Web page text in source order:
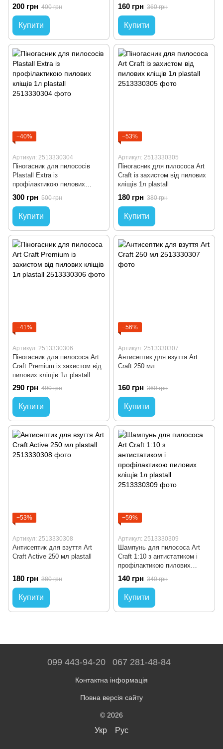
200 грн 400 грн
Купити
кліщів 1 л plastall
160 грн 360 грн
Купити
−40%
Артикул: 2513330304
Піногасник для пилососів
Plastall Extra із
профілактикою пилових
кліщів 1л plastall
300 грн 500 грн
Купити
−53%
Артикул: 2513330305
Піногасник для пилососа Art
Craft із захистом від пилових
кліщів 1л plastall
180 грн 380 грн
Купити
−41%
Артикул: 2513330306
Піногасник для пилососа Art
Craft Premium із захистом від
пилових кліщів 1л plastall
290 грн 490 грн
Купити
−56%
Артикул: 2513330307
Антисептик для взуття Art
Craft 250 мл
160 грн 360 грн
Купити
−53%
Артикул: 2513330308
Антисептик для взуття Art
Craft Active 250 мл plastall
180 грн 380 грн
Купити
−59%
Артикул: 2513330309
Шампунь для пилососа Art
Craft 1:10 з антистатиком і
профілактикою пилових
кліщів 1л plastall
140 грн 340 грн
Купити
099 443-94-20 067 281-48-84
Контактна інформація
Повна версія сайту
© 2026
Укр Рус